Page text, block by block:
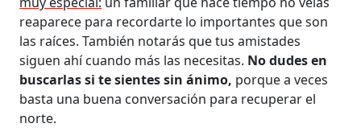
reaparece para recordarte lo importantes que son
las raíces. También notarás que tus amistades
siguen ahí cuando más las necesitas. No dudes en
buscarlas si te sientes sin ánimo, porque a veces
basta una buena conversación para recuperar el
norte.